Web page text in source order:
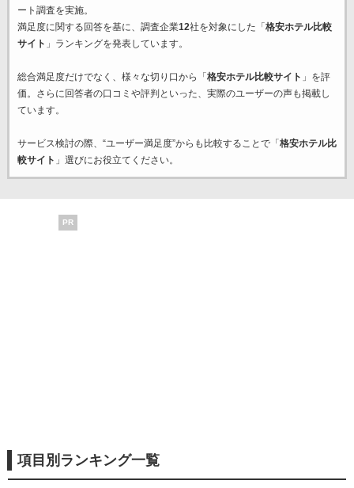
ート調査を実施。
満足度に関する回答を基に、調査企業12社を対象にした「 格安ホテル比較
サイト 」ランキングを発表しています。
総合満足度だけでなく、様々な切り口から「 格安ホテル比較サイト 」を評
価。さらに回答者の口コミや評判といった、実際のユーザーの声も掲載し
ています。
サービス検討の際、“ユーザー満足度”からも比較することで「 格安ホテル比
較サイト 」選びにお役立てください。
PR
項目別ランキング一覧